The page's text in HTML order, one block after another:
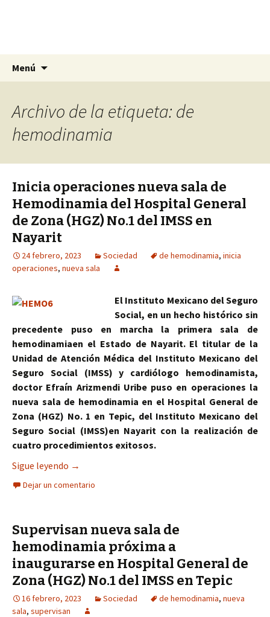
La Yunta de Tepic
La nueva opción en información
Menú
Archivo de la etiqueta: de
hemodinamia
Inicia operaciones nueva sala de
Hemodinamia del Hospital General
de Zona (HGZ) No.1 del IMSS en
Nayarit
24 febrero, 2023 Sociedad de hemodinamia, inicia
operaciones, nueva sala
El Instituto Mexicano del Seguro
Social, en un hecho histórico sin
precedente puso en marcha la primera sala de
hemodinamiaen el Estado de Nayarit. El titular de la
Unidad de Atención Médica del Instituto Mexicano del
Seguro Social (IMSS) y cardiólogo hemodinamista,
doctor Efraín Arizmendi Uribe puso en operaciones la
nueva sala de hemodinamia en el Hospital General de
Zona (HGZ) No. 1 en Tepic, del Instituto Mexicano del
Seguro Social (IMSS)en Nayarit con la realización de
cuatro procedimientos exitosos.
Sigue leyendo Inicia operaciones nueva sala de Hemodinamia
→
Dejar un comentario
Supervisan nueva sala de
hemodinamia próxima a
inaugurarse en Hospital General de
Zona (HGZ) No.1 del IMSS en Tepic
16 febrero, 2023 Sociedad de hemodinamia, nueva
sala, supervisan